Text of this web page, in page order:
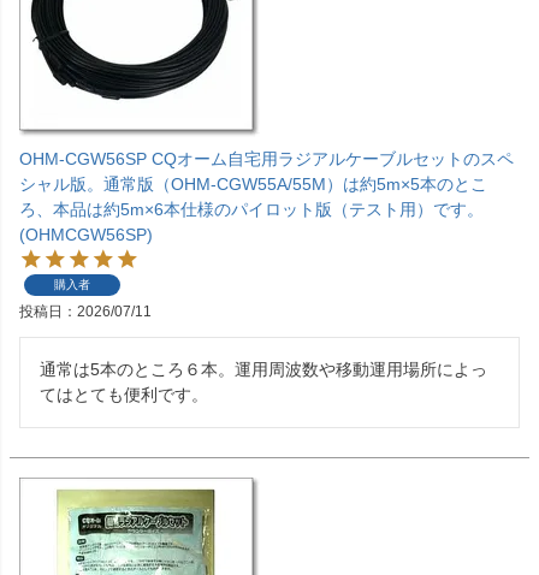
OHM-CGW56SP CQオーム自宅用ラジアルケーブルセットのスペ
シャル版。通常版（OHM-CGW55A/55M）は約5m×5本のとこ
ろ、本品は約5m×6本仕様のパイロット版（テスト用）です。
(OHMCGW56SP)
購入者
投稿日 2026/07/11
通常は5本のところ６本。運用周波数や移動運用場所によっ
てはとても便利です。